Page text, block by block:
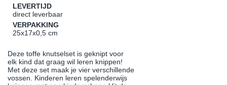
LEVERTIJD
direct leverbaar
VERPAKKING
25x17x0,5 cm
Deze toffe knutselset is geknipt voor
elk kind dat graag wil leren knippen!
Met deze set maak je vier verschillende
vossen. Kinderen leren spelenderwijs